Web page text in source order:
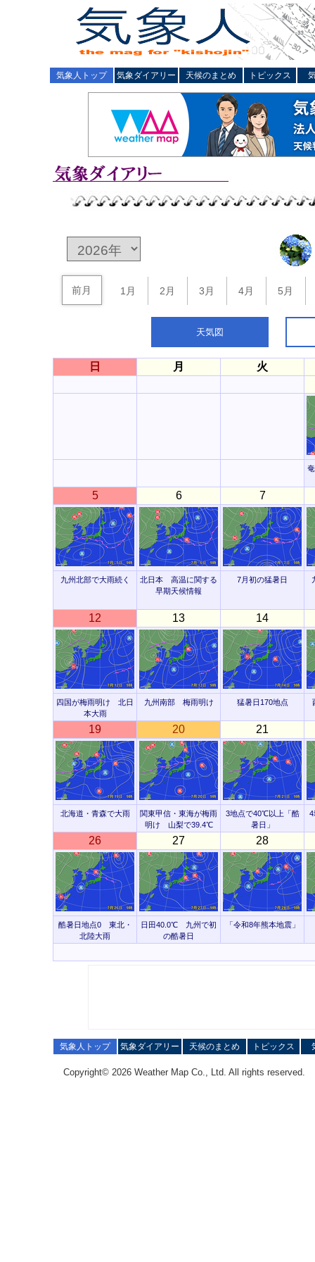
気象人トップ 気象ダイアリー 天候のまとめ トピックス
前月 1月 2月 3月 4月 5月
天気図
日 月 火
5 6 7
九州北部で大雨続く
北日本 高温に関する
早期天候情報
7月初の猛暑日
12 13 14
四国が梅雨明け 北日
本大雨
九州南部 梅雨明け 猛暑日170地点
19 20 21
北海道・青森で大雨
関東甲信・東海が梅雨
明け 山梨で39.4℃
3地点で40℃以上「酷
暑日」
26 27 28
酷暑日地点0 東北・
北陸大雨
日田40.0℃ 九州で初
の酷暑日
「令和8年熊本地震」
気象人トップ 気象ダイアリー 天候のまとめ トピックス
Copyright© 2026 Weather Map Co., Ltd. All rights reserved.